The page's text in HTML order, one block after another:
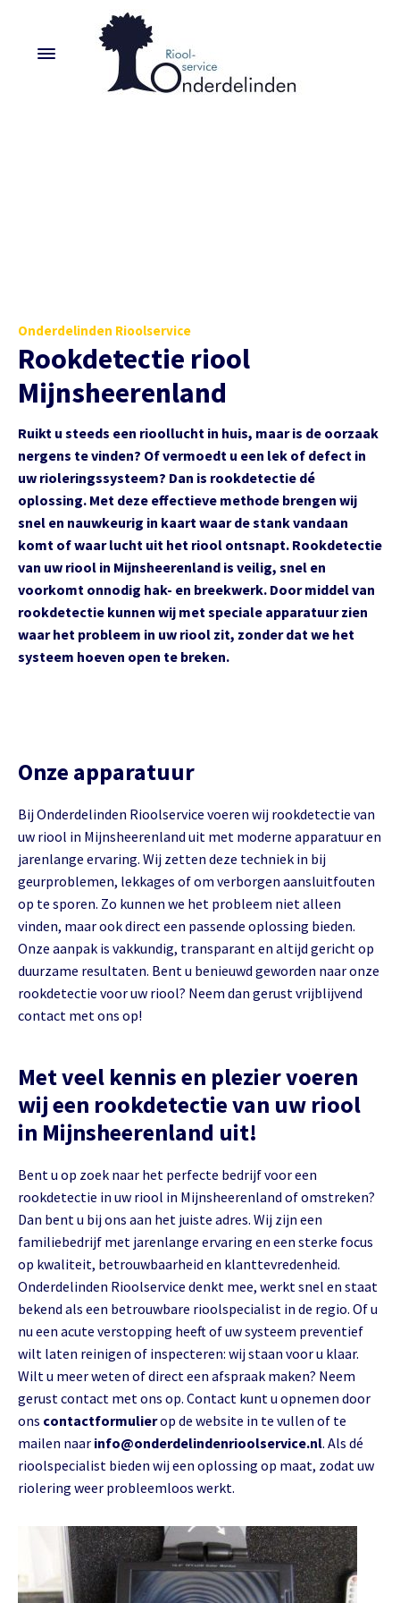
Onderdelinden Rioolservice
Rookdetectie riool
Mijnsheerenland
Ruikt u steeds een rioollucht in huis, maar is de oorzaak
nergens te vinden? Of vermoedt u een lek of defect in
uw rioleringssysteem? Dan is rookdetectie dé
oplossing. Met deze effectieve methode brengen wij
snel en nauwkeurig in kaart waar de stank vandaan
komt of waar lucht uit het riool ontsnapt. Rookdetectie
van uw riool in Mijnsheerenland is veilig, snel en
voorkomt onnodig hak- en breekwerk. Door middel van
rookdetectie kunnen wij met speciale apparatuur zien
waar het probleem in uw riool zit, zonder dat we het
systeem hoeven open te breken.
Onze apparatuur
Bij Onderdelinden Rioolservice voeren wij rookdetectie van
uw riool in Mijnsheerenland uit met moderne apparatuur en
jarenlange ervaring. Wij zetten deze techniek in bij
geurproblemen, lekkages of om verborgen aansluitfouten
op te sporen. Zo kunnen we het probleem niet alleen
vinden, maar ook direct een passende oplossing bieden.
Onze aanpak is vakkundig, transparant en altijd gericht op
duurzame resultaten. Bent u benieuwd geworden naar onze
rookdetectie voor uw riool? Neem dan gerust vrijblijvend
contact met ons op!
Met veel kennis en plezier voeren
wij een rookdetectie van uw riool
in Mijnsheerenland uit!
Bent u op zoek naar het perfecte bedrijf voor een
rookdetectie in uw riool in Mijnsheerenland of omstreken?
Dan bent u bij ons aan het juiste adres. Wij zijn een
familiebedrijf met jarenlange ervaring en een sterke focus
op kwaliteit, betrouwbaarheid en klanttevredenheid.
Onderdelinden Rioolservice denkt mee, werkt snel en staat
bekend als een betrouwbare rioolspecialist in de regio. Of u
nu een acute verstopping heeft of uw systeem preventief
wilt laten reinigen of inspecteren: wij staan voor u klaar.
Wilt u meer weten of direct een afspraak maken? Neem
gerust contact met ons op. Contact kunt u opnemen door
ons contactformulierop de website in te vullen of te
mailen naar info@onderdelindenrioolservice.nl. Als dé
rioolspecialist bieden wij een oplossing op maat, zodat uw
riolering weer probleemloos werkt.